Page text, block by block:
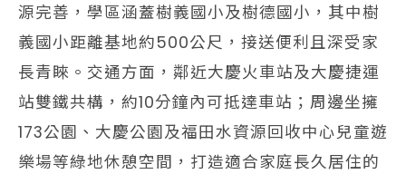
源完善，學區涵蓋樹義國小及樹德國小，其中樹
義國小距離基地約500公尺，接送便利且深受家
長青睞。交通方面，鄰近大慶火車站及大慶捷運
站雙鐵共構，約10分鐘內可抵達車站；周邊坐擁
173公園、大慶公園及福田水資源回收中心兒童遊
樂場等綠地休憩空間，打造適合家庭長久居住的